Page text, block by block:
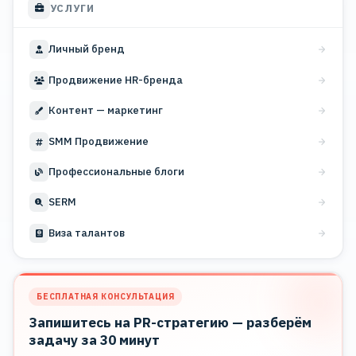
УСЛУГИ
Личный бренд
Продвижение HR-бренда
Контент — маркетинг
SMM Продвижение
Профессиональные блоги
SERM
Виза талантов
БЕСПЛАТНАЯ КОНСУЛЬТАЦИЯ
Запишитесь на PR-стратегию — разберём
задачу за 30 минут